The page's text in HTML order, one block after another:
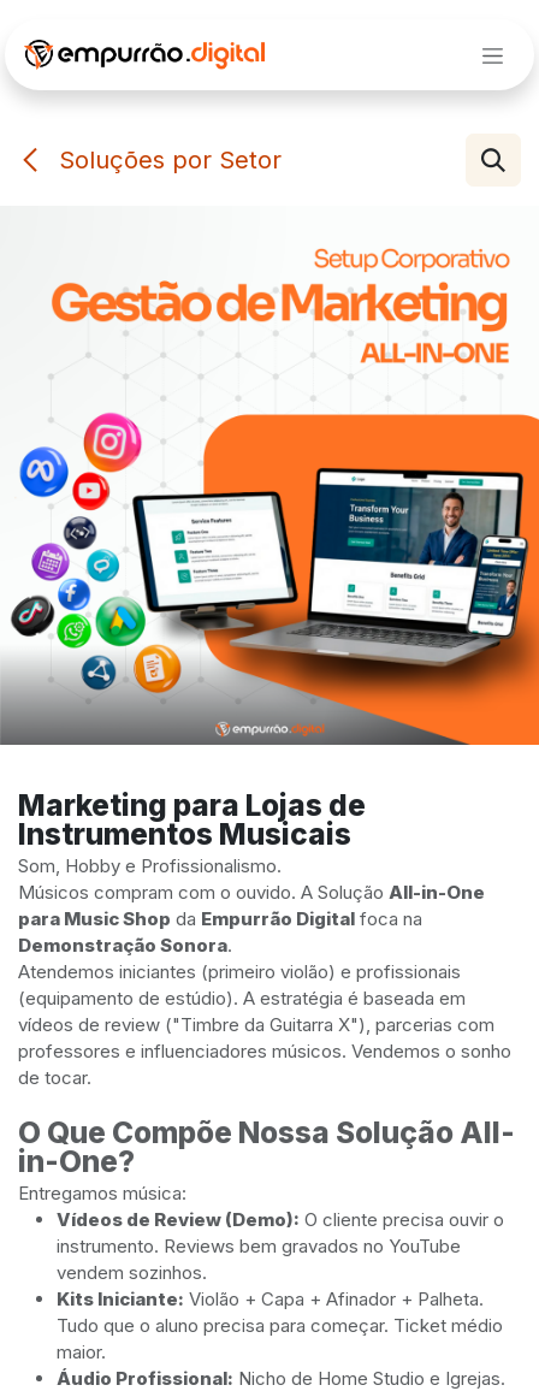
Soluções por Setor
Marketing para Lojas de
Instrumentos Musicais
Som, Hobby e Profissionalismo.
Músicos compram com o ouvido. A Solução All-in-One
para Music Shop da Empurrão Digital foca na
Demonstração Sonora.
Atendemos iniciantes (primeiro violão) e profissionais
(equipamento de estúdio). A estratégia é baseada em
vídeos de review ("Timbre da Guitarra X"), parcerias com
professores e influenciadores músicos. Vendemos o sonho
de tocar.
O Que Compõe Nossa Solução All-
in-One?
Entregamos música:
Vídeos de Review (Demo): O cliente precisa ouvir o
instrumento. Reviews bem gravados no YouTube
vendem sozinhos.
Kits Iniciante: Violão + Capa + Afinador + Palheta.
Tudo que o aluno precisa para começar. Ticket médio
maior.
Áudio Profissional: Nicho de Home Studio e Igrejas.